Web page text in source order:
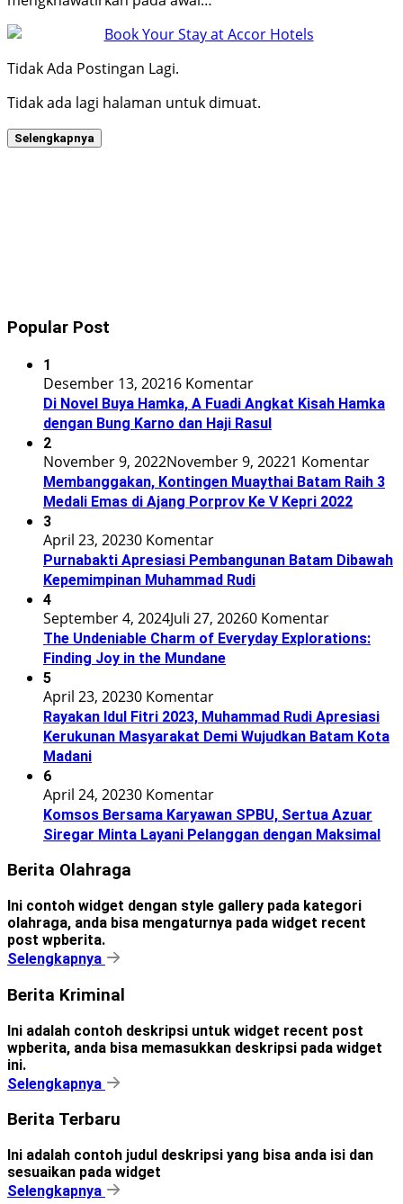
Tidak Ada Postingan Lagi.
Tidak ada lagi halaman untuk dimuat.
Selengkapnya
Popular Post
1
Desember 13, 20216 Komentar
Di Novel Buya Hamka, A Fuadi Angkat Kisah Hamka
dengan Bung Karno dan Haji Rasul
2
November 9, 2022November 9, 20221 Komentar
Membanggakan, Kontingen Muaythai Batam Raih 3
Medali Emas di Ajang Porprov Ke V Kepri 2022
3
April 23, 20230 Komentar
Purnabakti Apresiasi Pembangunan Batam Dibawah
Kepemimpinan Muhammad Rudi
4
September 4, 2024Juli 27, 20260 Komentar
The Undeniable Charm of Everyday Explorations:
Finding Joy in the Mundane
5
April 23, 20230 Komentar
Rayakan Idul Fitri 2023, Muhammad Rudi Apresiasi
Kerukunan Masyarakat Demi Wujudkan Batam Kota
Madani
6
April 24, 20230 Komentar
Komsos Bersama Karyawan SPBU, Sertua Azuar
Siregar Minta Layani Pelanggan dengan Maksimal
Berita Olahraga
Ini contoh widget dengan style gallery pada kategori
olahraga, anda bisa mengaturnya pada widget recent
post wpberita.
Selengkapnya
Berita Kriminal
Ini adalah contoh deskripsi untuk widget recent post
wpberita, anda bisa memasukkan deskripsi pada widget
ini.
Selengkapnya
Berita Terbaru
Ini adalah contoh judul deskripsi yang bisa anda isi dan
sesuaikan pada widget
Selengkapnya